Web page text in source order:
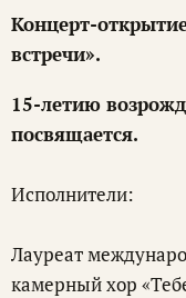
Концерт-
встречи».
15-летию
посвящается.
Исполнители:
Лауреат
камерный хор